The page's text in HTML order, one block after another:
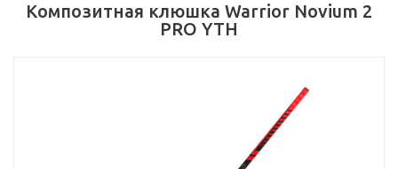
Композитная клюшка Warrior Novium 2
PRO YTH